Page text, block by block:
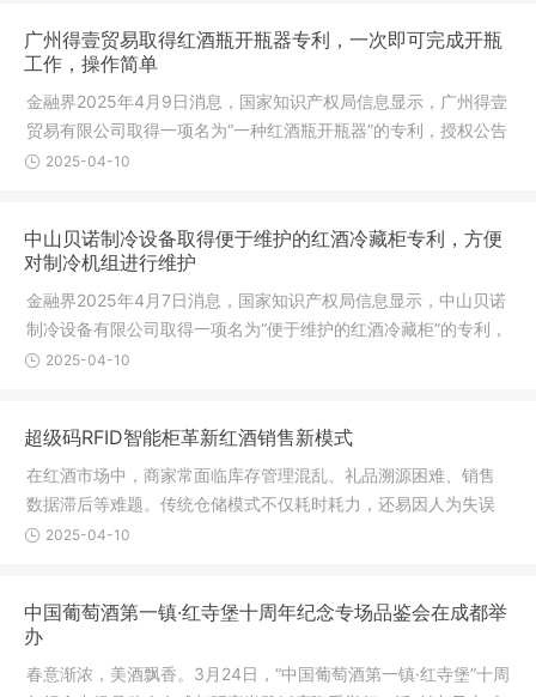
广州得壹贸易取得红酒瓶开瓶器专利，一次即可完成开瓶
工作，操作简单
金融界2025年4月9日消息，国家知识产权局信息显示，广州得壹
贸易有限公司取得一项名为“一种红酒瓶开瓶器”的专利，授权公告
号 CN 222729452 U，申请日期为2024年7月。专利摘要显示，
2025-04-10
中山贝诺制冷设备取得便于维护的红酒冷藏柜专利，方便
对制冷机组进行维护
金融界2025年4月7日消息，国家知识产权局信息显示，中山贝诺
制冷设备有限公司取得一项名为“便于维护的红酒冷藏柜”的专利，
授权公告号 CN 222718468 U，申请日期为2024年4月。专利摘
2025-04-10
超级码RFID智能柜革新红酒销售新模式
在红酒市场中，商家常面临库存管理混乱、礼品溯源困难、销售
数据滞后等难题。传统仓储模式不仅耗时耗力，还易因人为失误
导致错单、漏单，影响客户体验。如何实现高效、精准的库存管
2025-04-10
中国葡萄酒第一镇·红寺堡十周年纪念专场品鉴会在成都举
办
春意渐浓，美酒飘香。3月24日，“中国葡萄酒第一镇·红寺堡”十周